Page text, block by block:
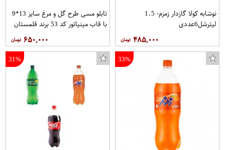
نوشابه کولا گازدار زمزم- 1.5
لیترشل6عددی
۴۸۵,۰۰۰
تابلو مسی طرح گل و مرغ سایز 13*9
با قاب مینیاتور کد 53 برند قلمستان
۶۵۰,۰۰۰
33%
31%